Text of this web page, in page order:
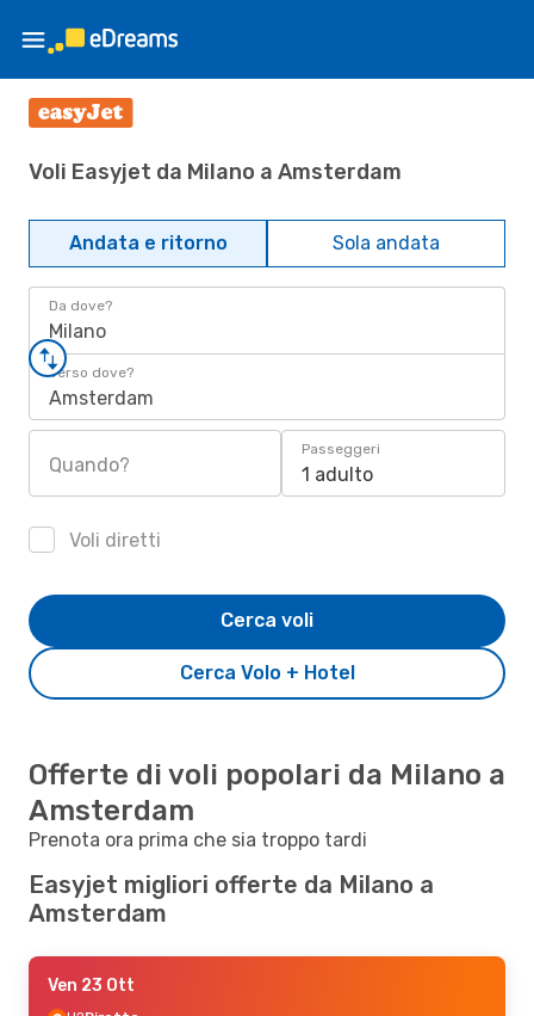
Voli Easyjet da Milano a Amsterdam
Andata e ritorno Sola andata
Da dove?
Milano
Verso dove?
Amsterdam
Quando?
Passeggeri
1 adulto
Voli diretti
Cerca Volo + Hotel
Cerca voli
Offerte di voli popolari da Milano a
Amsterdam
Prenota ora prima che sia troppo tardi
Easyjet migliori offerte da Milano a
Amsterdam
Ven 23 Ott